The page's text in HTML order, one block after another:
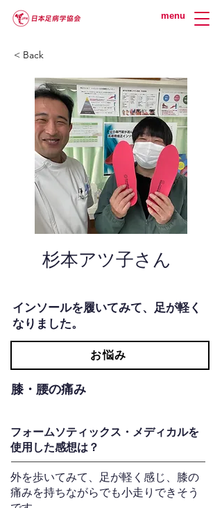
menu
< Back
杉本アツ子さん
インソールを履いてみて、足が軽く
なりました。
お悩み
膝・腰の痛み
フォームソティックス・メディカルを
使用した感想は？
外を歩いてみて、足が軽く感じ、膝の
痛みを持ちながらでも小走りできそう